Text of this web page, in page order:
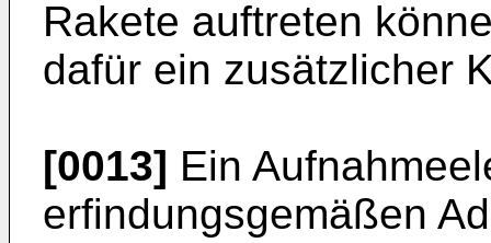
Rakete auftreten
dafür ein zusätzlicher
[0013] Ein
erfindungsgemäßen